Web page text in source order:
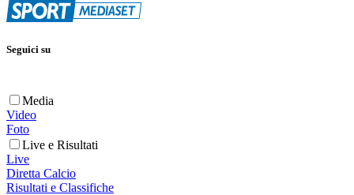
Seguici su
Media
Video
Foto
Live e Risultati
Live
Diretta Calcio
Risultati e Classifiche